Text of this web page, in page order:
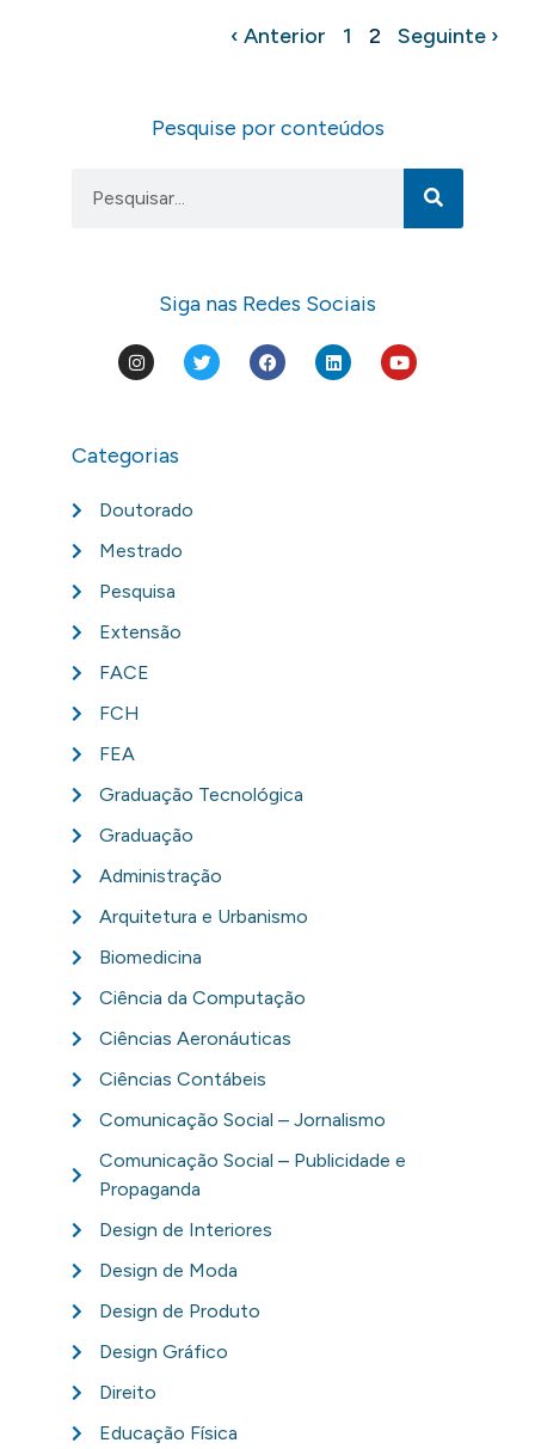
‹ Anterior 1 2 Seguinte ›
Pesquise por conteúdos
Siga nas Redes Sociais
Categorias
Doutorado
Mestrado
Pesquisa
Extensão
FACE
FCH
FEA
Graduação Tecnológica
Graduação
Administração
Arquitetura e Urbanismo
Biomedicina
Ciência da Computação
Ciências Aeronáuticas
Ciências Contábeis
Comunicação Social – Jornalismo
Comunicação Social – Publicidade e
Propaganda
Design de Interiores
Design de Moda
Design de Produto
Design Gráfico
Direito
Educação Física